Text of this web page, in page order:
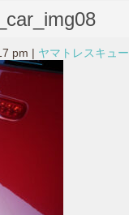
pm ヤマトレスキュー